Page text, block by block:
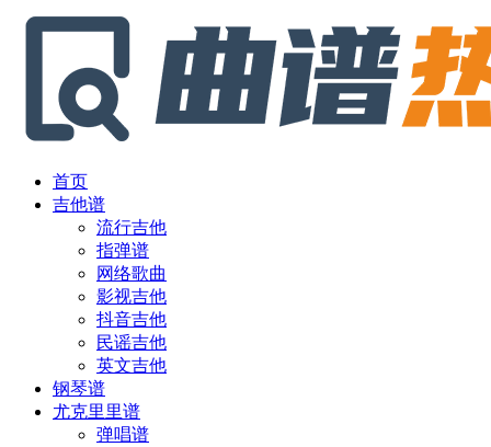
首页
吉他谱
流行吉他
指弹谱
网络歌曲
影视吉他
抖音吉他
民谣吉他
英文吉他
钢琴谱
尤克里里谱
弹唱谱